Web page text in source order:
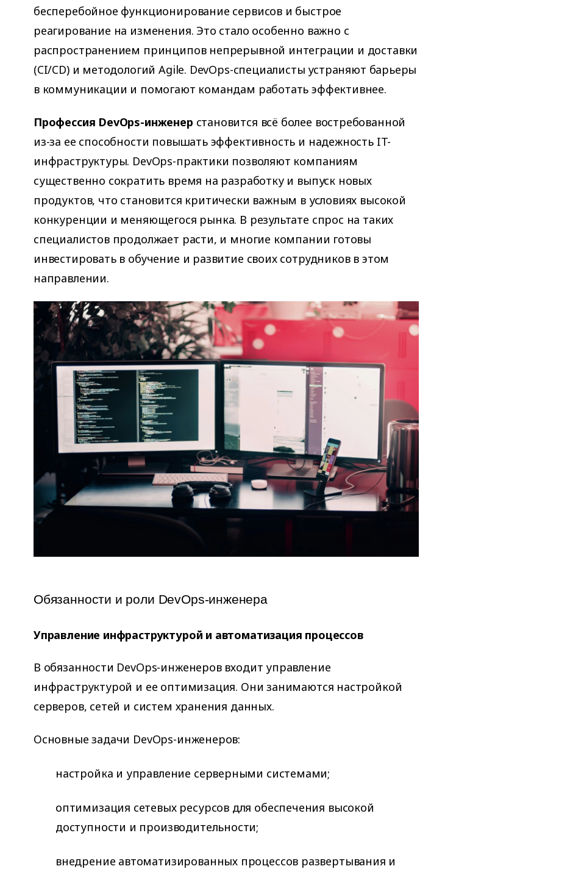
бесперебойное функционирование сервисов и быстрое
реагирование на изменения. Это стало особенно важно с
распространением принципов непрерывной интеграции и доставки
(CI/CD) и методологий Agile. DevOps-специалисты устраняют барьеры
в коммуникации и помогают командам работать эффективнее.
Профессия DevOps-инженер становится всё более востребованной
из-за ее способности повышать эффективность и надежность IT-
инфраструктуры. DevOps-практики позволяют компаниям
существенно сократить время на разработку и выпуск новых
продуктов, что становится критически важным в условиях высокой
конкуренции и меняющегося рынка. В результате спрос на таких
специалистов продолжает расти, и многие компании готовы
инвестировать в обучение и развитие своих сотрудников в этом
направлении.
Обязанности и роли DevOps-инженера
Управление инфраструктурой и автоматизация процессов
В обязанности DevOps-инженеров входит управление
инфраструктурой и ее оптимизация. Они занимаются настройкой
серверов, сетей и систем хранения данных.
Основные задачи DevOps-инженеров:
настройка и управление серверными системами;
оптимизация сетевых ресурсов для обеспечения высокой
доступности и производительности;
внедрение автоматизированных процессов развертывания и